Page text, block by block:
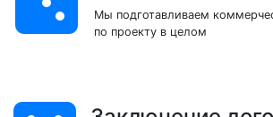
Мы подготавливаем
по проекту в целом